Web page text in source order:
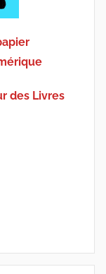
des Livres